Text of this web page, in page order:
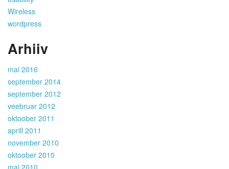
Wireless
wordpress
Arhiiv
mai 2016
september 2014
september 2012
veebruar 2012
oktoober 2011
aprill 2011
november 2010
oktoober 2010
mai 2010